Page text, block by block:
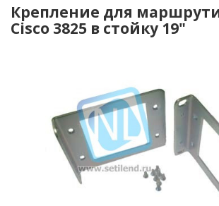
Крепление для
Cisco 3825 в стойку 19"